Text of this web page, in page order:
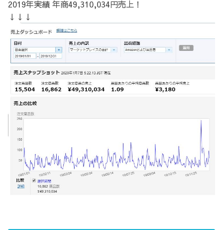
2019年実績 年商49,310,034円売上！
↓↓↓